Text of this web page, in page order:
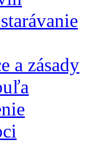
a zásady